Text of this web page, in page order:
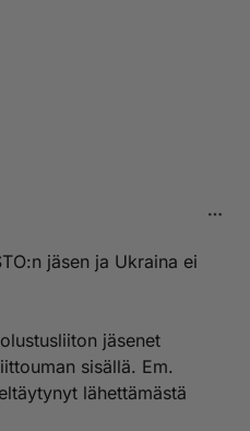
jäsen ja Ukraina ei
jäsenet
sisällä. Em.
lähettämästä